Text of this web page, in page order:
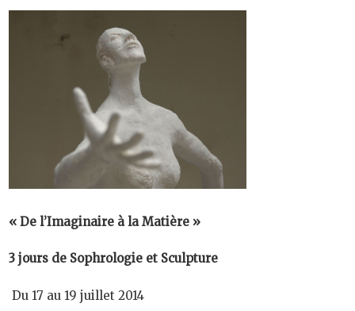
« De l’Imaginaire à la Matière »
3 jours de Sophrologie et Sculpture
Du 17 au 19 juillet 2014